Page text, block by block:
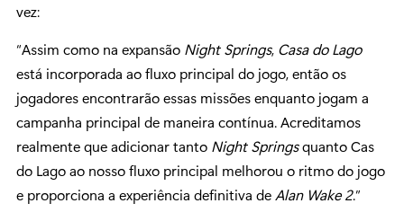
vez:
“Assim como na expansão Night Springs, Casa do Lago
está incorporada ao fluxo principal do jogo, então os
jogadores encontrarão essas missões enquanto jogam a
campanha principal de maneira contínua. Acreditamos
realmente que adicionar tanto Night Springsquanto Cas
do Lago ao nosso fluxo principal melhorou o ritmo do jogo
e proporciona a experiência definitiva de Alan Wake 2.”